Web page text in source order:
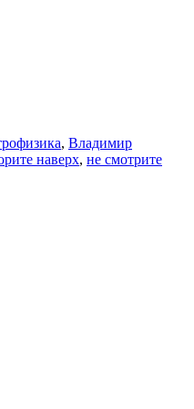
, Владимир
наверх, не смотрите